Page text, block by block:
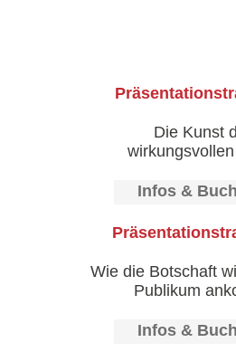
Die Kunst
Infos &
Wie die Botschaft
Publikum
Infos &